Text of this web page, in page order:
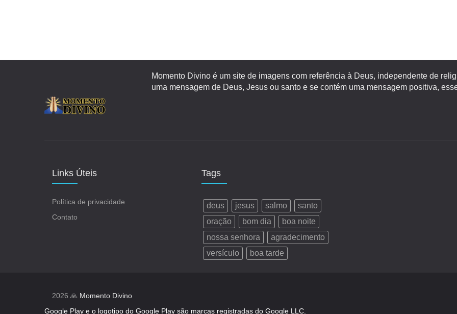
Momento Divino é um site de imagens com referência à Deus, independente de
uma mensagem de Deus, Jesus ou santo e se contém uma mensagem positiva,
Links Úteis
Política de privacidade
Contato
Tags
deus jesus salmo
santo
oração
bom dia
boa noite
nossa senhora
agradecimento
versículo
boa tarde
2026 🙏 Momento Divino
Google Play e o logotipo do Google Play são marcas registradas do Google LLC.